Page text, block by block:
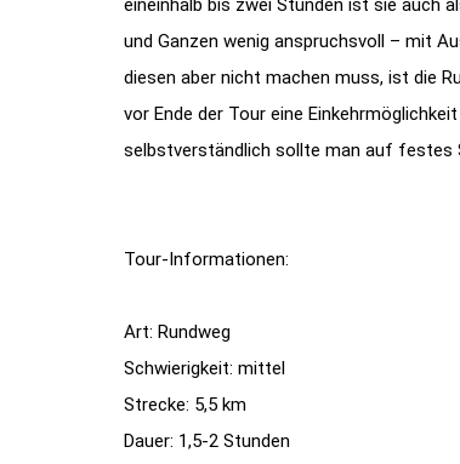
und Ganzen wenig anspruchsvoll – mit
diesen aber nicht machen muss, ist die
vor Ende der Tour eine
selbstverständlich sollte man auf festes
Tour-Informationen:
Art: Rundweg
Schwierigkeit: mittel
Strecke: 5,5 km
Dauer: 1,5-2 Stunden